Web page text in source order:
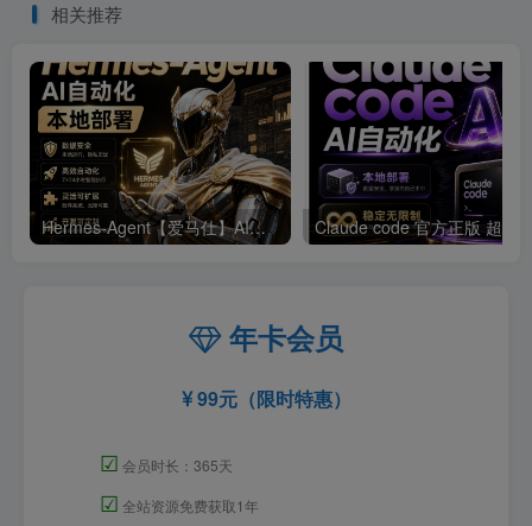
相关推荐
Hermes-Agent【爱马仕】AI自动化部署【会员免费领取安装包】
年卡会员
99元（限时特惠）
☑ 会员时长：365天
☑ 全站资源免费获取1年